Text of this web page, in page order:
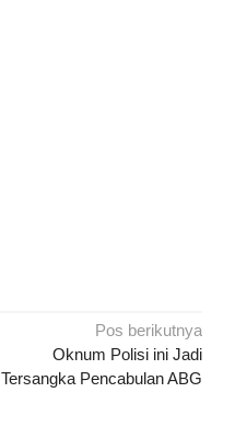
Pos berikutnya
Oknum Polisi ini Jadi
Tersangka Pencabulan ABG